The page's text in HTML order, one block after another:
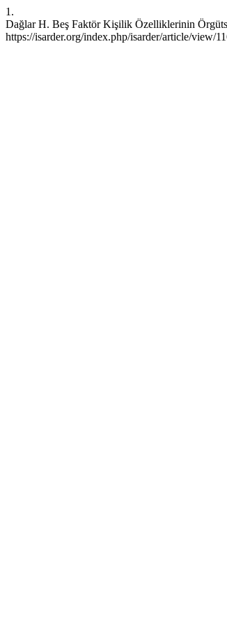
1.
Dağlar H. Beş Faktör Kişilik Özelliklerinin
https://isarder.org/index.php/isarder/article/view/